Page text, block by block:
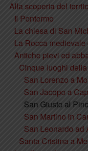
Alla scoperta del
Il Pontormo
La chiesa di San
La Rocca
Antiche pievi ed
Cinque luoghi
San Lorenzo a
San Jacopo a
San Giusto al
San Martino in
San Leonardo ad
Santa Cristina a